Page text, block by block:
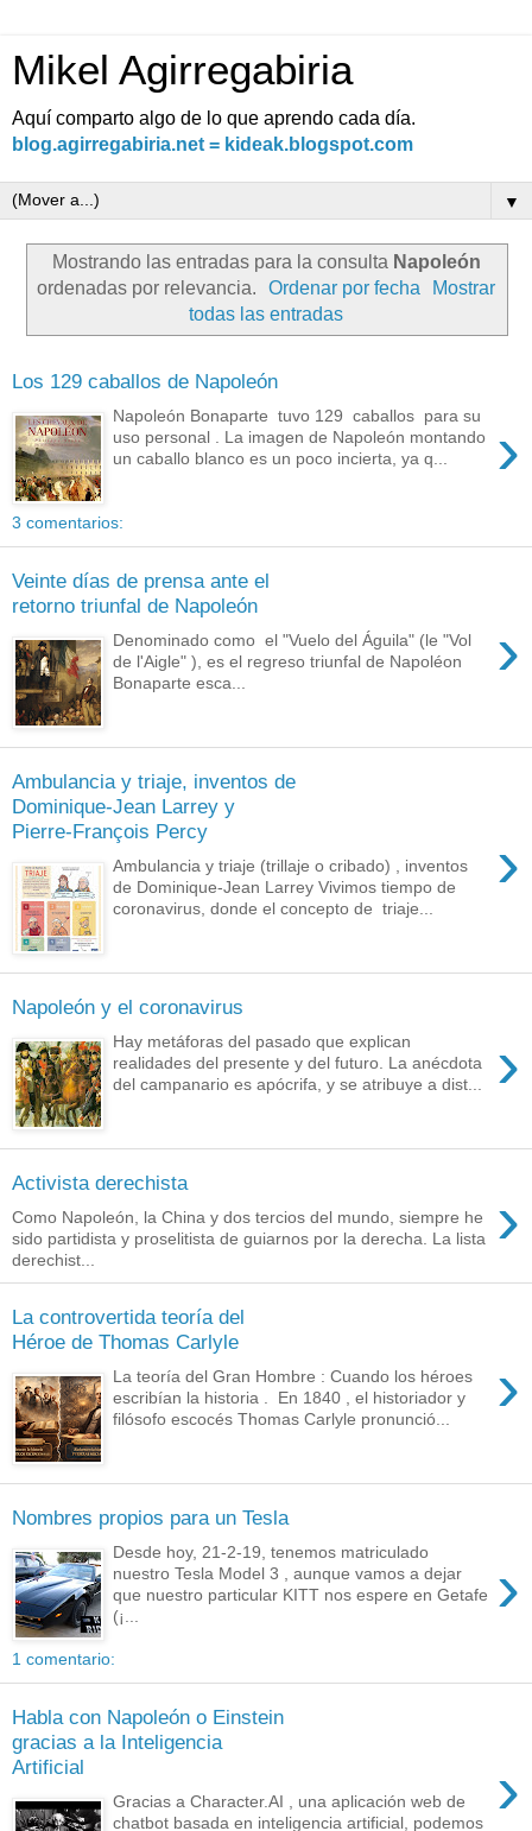
Mikel Agirregabiria
Aquí comparto algo de lo que aprendo cada día.
blog.agirregabiria.net = kideak.blogspot.com
▼
Mostrando las entradas para la consulta Napoleón
ordenadas por relevancia.
Ordenar por fecha
Mostrar
todas las entradas
Los 129 caballos de Napoleón
›
Napoleón Bonaparte tuvo 129 caballos para su
uso personal . La imagen de Napoleón montando
un caballo blanco es un poco incierta, ya q...
3 comentarios:
Veinte días de prensa ante el
retorno triunfal de Napoleón
›
Denominado como el "Vuelo del Águila" (le "Vol
de l'Aigle" ), es el regreso triunfal de Napoléon
Bonaparte esca...
Ambulancia y triaje, inventos de
Dominique-Jean Larrey y
Pierre-François Percy
›
Ambulancia y triaje (trillaje o cribado) , inventos
de Dominique-Jean Larrey Vivimos tiempo de
coronavirus, donde el concepto de triaje...
Napoleón y el coronavirus
›
Hay metáforas del pasado que explican
realidades del presente y del futuro. La anécdota
del campanario es apócrifa, y se atribuye a dist...
Activista derechista ›
Como Napoleón, la China y dos tercios del mundo, siempre he
sido partidista y proselitista de guiarnos por la derecha. La lista
derechist...
La controvertida teoría del
Héroe de Thomas Carlyle
›
La teoría del Gran Hombre : Cuando los héroes
escribían la historia . En 1840 , el historiador y
filósofo escocés Thomas Carlyle pronunció...
Nombres propios para un Tesla
›
Desde hoy, 21-2-19, tenemos matriculado
nuestro Tesla Model 3 , aunque vamos a dejar
que nuestro particular KITT nos espere en Getafe
(¡...
1 comentario:
Habla con Napoleón o Einstein
gracias a la Inteligencia
Artificial
›
Gracias a Character.AI , una aplicación web de
chatbot basada en inteligencia artificial, podemos